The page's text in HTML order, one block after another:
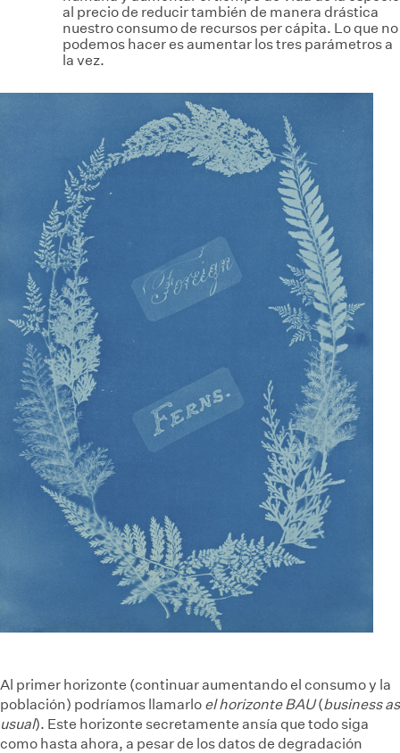
al precio de reducir también de manera drástica
nuestro consumo de recursos per cápita. Lo que no
podemos hacer es aumentar los tres parámetros a
la vez.
Al primer horizonte (continuar aumentando el consumo y la
población) podríamos llamarlo el horizonte BAU(business as
usual). Este horizonte secretamente ansía que todo siga
como hasta ahora, a pesar de los datos de degradación